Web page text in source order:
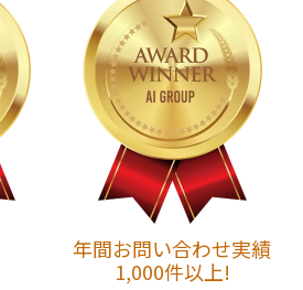
年間お問い合わせ実績
1,000件以上!